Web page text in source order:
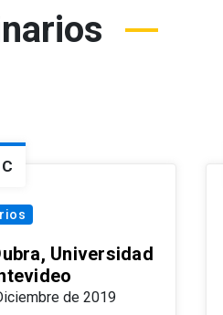
Universidad
de 2019